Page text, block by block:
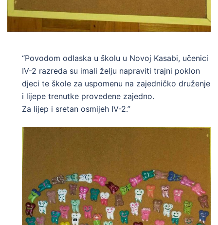
“Povodom odlaska u školu u Novoj Kasabi, učenici
IV-2 razreda su imali želju napraviti trajni poklon
djeci te škole za uspomenu na zajedničko druženje
i lijepe trenutke provedene zajedno.
Za lijep i sretan osmijeh IV-2.”